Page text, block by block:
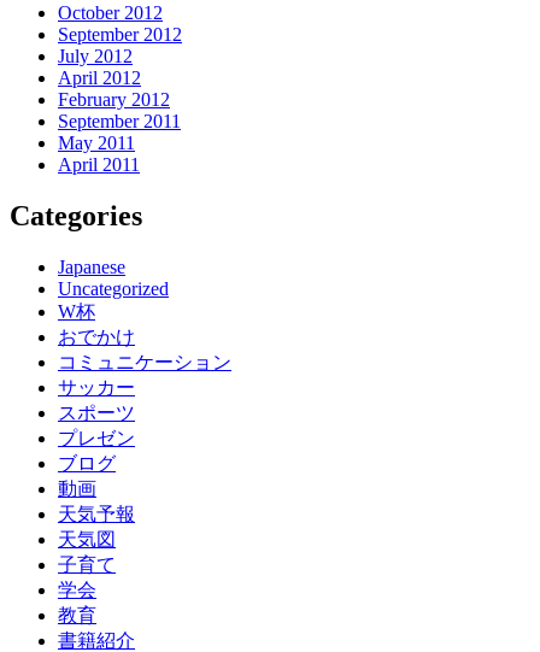
October 2012
September 2012
July 2012
April 2012
February 2012
September 2011
May 2011
April 2011
Categories
Japanese
Uncategorized
W杯
おでかけ
コミュニケーション
サッカー
スポーツ
プレゼン
ブログ
動画
天気予報
天気図
子育て
学会
教育
書籍紹介